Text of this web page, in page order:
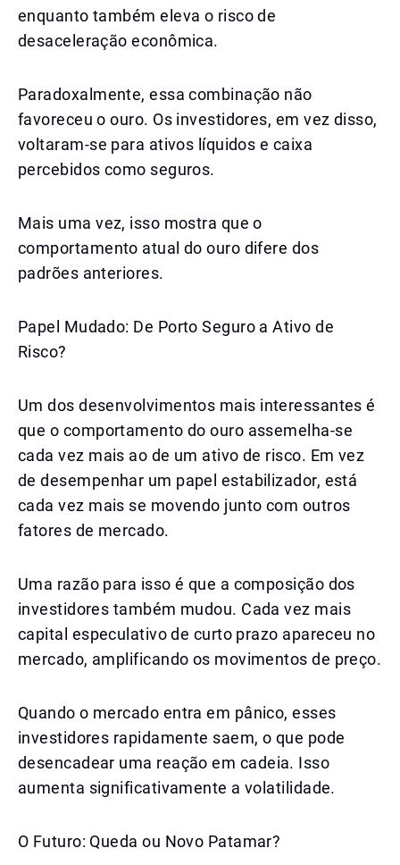
enquanto também eleva o risco de
desaceleração econômica.
Paradoxalmente, essa combinação não
favoreceu o ouro. Os investidores, em vez disso,
voltaram-se para ativos líquidos e caixa
percebidos como seguros.
Mais uma vez, isso mostra que o
comportamento atual do ouro difere dos
padrões anteriores.
Papel Mudado: De Porto Seguro a Ativo de
Risco?
Um dos desenvolvimentos mais interessantes é
que o comportamento do ouro assemelha-se
cada vez mais ao de um ativo de risco. Em vez
de desempenhar um papel estabilizador, está
cada vez mais se movendo junto com outros
fatores de mercado.
Uma razão para isso é que a composição dos
investidores também mudou. Cada vez mais
capital especulativo de curto prazo apareceu no
mercado, amplificando os movimentos de preço.
Quando o mercado entra em pânico, esses
investidores rapidamente saem, o que pode
desencadear uma reação em cadeia. Isso
aumenta significativamente a volatilidade.
O Futuro: Queda ou Novo Patamar?